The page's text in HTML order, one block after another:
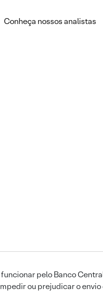
Conheça nossos analistas
pelo Banco
ou prejudicar o envio